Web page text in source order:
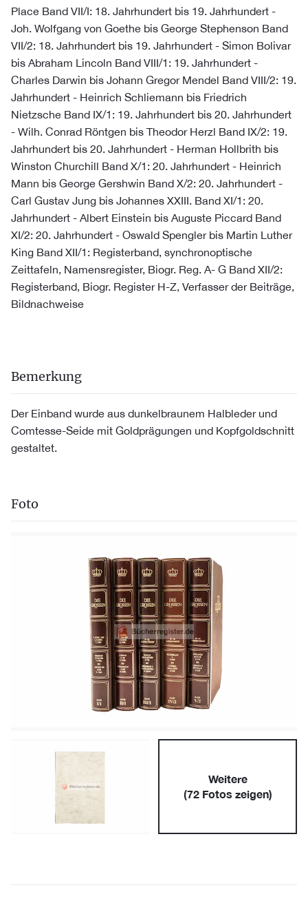
Place Band VII/I: 18. Jahrhundert bis 19. Jahrhundert -
Joh. Wolfgang von Goethe bis George Stephenson Band
VII/2: 18. Jahrhundert bis 19. Jahrhundert - Simon Bolivar
bis Abraham Lincoln Band VIII/1: 19. Jahrhundert -
Charles Darwin bis Johann Gregor Mendel Band VIII/2: 19.
Jahrhundert - Heinrich Schliemann bis Friedrich
Nietzsche Band IX/1: 19. Jahrhundert bis 20. Jahrhundert
- Wilh. Conrad Röntgen bis Theodor Herzl Band IX/2: 19.
Jahrhundert bis 20. Jahrhundert - Herman Hollbrith bis
Winston Churchill Band X/1: 20. Jahrhundert - Heinrich
Mann bis George Gershwin Band X/2: 20. Jahrhundert -
Carl Gustav Jung bis Johannes XXIII. Band XI/1: 20.
Jahrhundert - Albert Einstein bis Auguste Piccard Band
XI/2: 20. Jahrhundert - Oswald Spengler bis Martin Luther
King Band XII/1: Registerband, synchronoptische
Zeittafeln, Namensregister, Biogr. Reg. A- G Band XII/2:
Registerband, Biogr. Register H-Z, Verfasser der Beiträge,
Bildnachweise
Bemerkung
Der Einband wurde aus dunkelbraunem Halbleder und
Comtesse-Seide mit Goldprägungen und Kopfgoldschnitt
gestaltet.
Foto
Weitere
(72Fotos zeigen)